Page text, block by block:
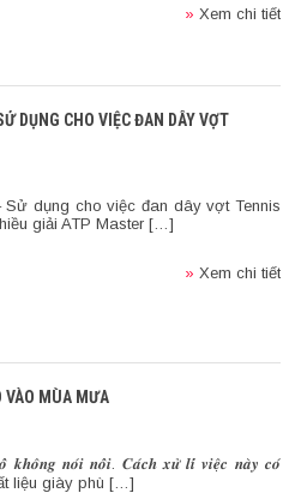
» Xem chi tiết
DỤNG CHO VIỆC ĐAN DÂY VỢT
dụng cho việc đan dây vợt Tennis
giải ATP Master […]
» Xem chi tiết
VÀO MÙA MƯA
𝒏𝒐́𝒊 𝒏𝒐̂̉𝒊. 𝑪𝒂́𝒄𝒉 𝒙𝒖̛̉ 𝒍𝒊́ 𝒗𝒊𝒆̣̂𝒄 𝒏𝒂̀𝒚 𝒄𝒐́
liệu giày phù […]